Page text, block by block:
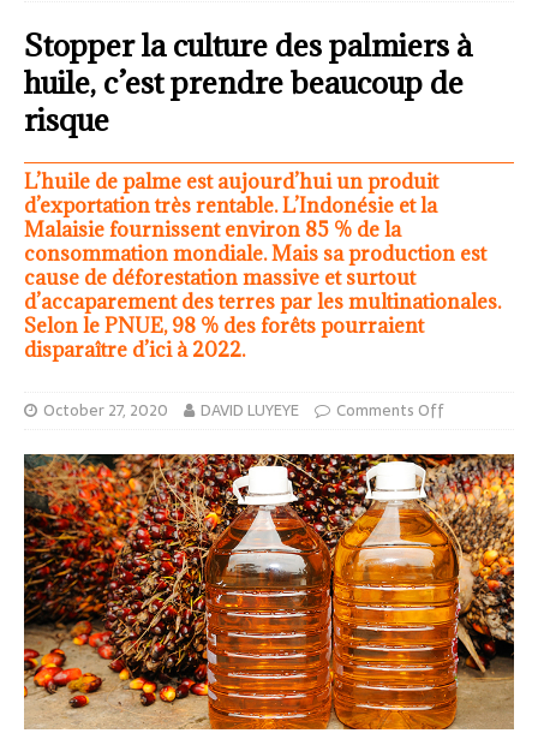
Stopper la culture des palmiers à
huile, c’est prendre beaucoup de
risque
L’huile de palme est aujourd’hui un produit
d’exportation très rentable. L’Indonésie et la
Malaisie fournissent environ 85 % de la
consommation mondiale. Mais sa production est
cause de déforestation massive et surtout
d’accaparement des terres par les multinationales.
Selon le PNUE, 98 % des forêts pourraient
disparaître d’ici à 2022.
October 27, 2020 DAVID LUYEYE Comments Off